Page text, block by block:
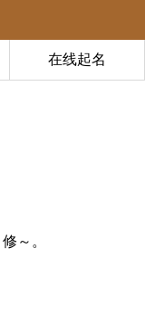
在线起名
修～。